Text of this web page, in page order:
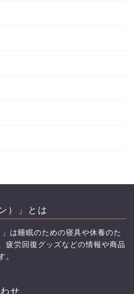
）」とは
は睡眠のための寝具や休養のた
疲労回復グッズなどの情報や商品
。
せ